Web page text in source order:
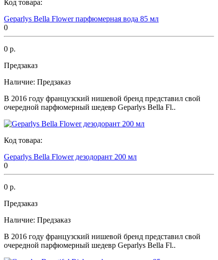
Код товара:
Geparlys Bella Flower парфюмерная вода 85 мл
0
0 р.
Предзаказ
Наличие: Предзаказ
В 2016 году французский нишевой бренд представил свой
очередной парфюмерный шедевр Geparlys Bella Fl..
Код товара:
Geparlys Bella Flower дезодорант 200 мл
0
0 р.
Предзаказ
Наличие: Предзаказ
В 2016 году французский нишевой бренд представил свой
очередной парфюмерный шедевр Geparlys Bella Fl..